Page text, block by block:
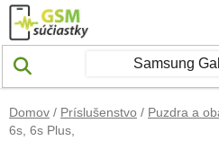
Prejsť na obsah
Domov / Príslušenstvo / Puzdra a
6s, 6s Plus,